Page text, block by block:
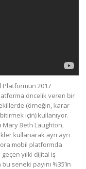
Platformun 2017
öncelik veren bir
(örneğin, karar
için) kullanıyor.
Mary Beth Laughton,
kullanarak ayrı ayrı
mobil platformda
geçen yılki dijital iş
seneki payını %35’in